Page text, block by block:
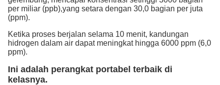
per miliar (ppb),yang setara dengan 30,0 bagian per juta
(ppm).
Ketika proses berjalan selama 10 menit, kandungan
hidrogen dalam air dapat meningkat hingga 6000 ppm (6,0
ppm).
Ini adalah perangkat portabel terbaik di
kelasnya.